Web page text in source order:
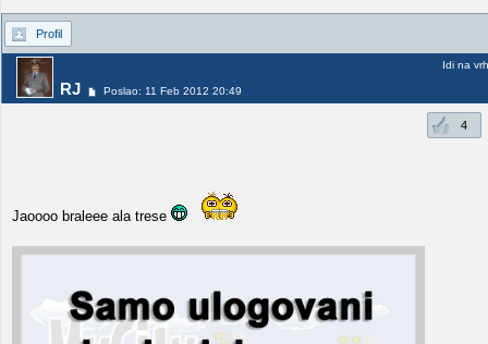
Profil
RJ Poslao: 11 Feb 2012 20:49
Idi na vrh
4
Jaoooo braleee ala trese